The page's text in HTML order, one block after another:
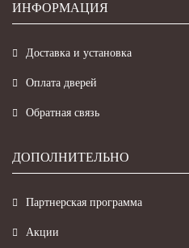
ИНФОРМАЦИЯ
Доставка и установка
Оплата дверей
Обратная связь
ДОПОЛНИТЕЛЬНО
Партнерская программа
Акции